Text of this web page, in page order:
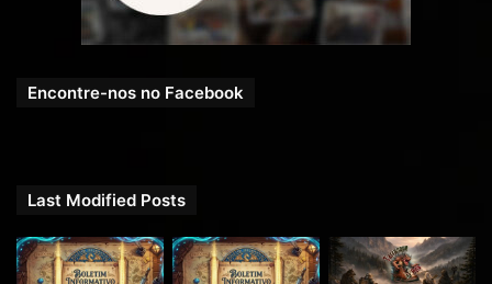
Encontre-nos no Facebook
Last Modified Posts